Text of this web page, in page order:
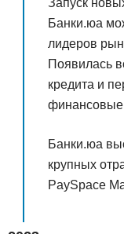
Запуск
Банки.юа
лидеров
Появилась
кредита и
финансовые
Банки.юа
крупных
PaySpace